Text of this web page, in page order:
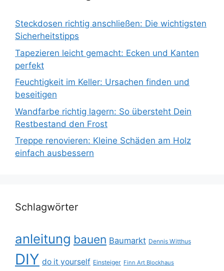
Steckdosen richtig anschließen: Die wichtigsten
Sicherheitstipps
Tapezieren leicht gemacht: Ecken und Kanten
perfekt
Feuchtigkeit im Keller: Ursachen finden und
beseitigen
Wandfarbe richtig lagern: So übersteht Dein
Restbestand den Frost
Treppe renovieren: Kleine Schäden am Holz
einfach ausbessern
Schlagwörter
anleitung bauen Baumarkt Dennis Witthus
DIY do it yourself Einsteiger Finn Art Blockhaus